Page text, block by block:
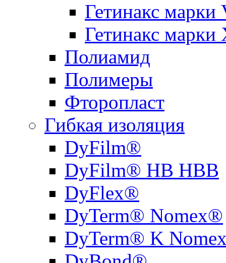
Гетинакс марки
Гетинакс марки
Полиамид
Полимеры
Фторопласт
Гибкая изоляция
DyFilm®
DyFilm® HB HBB
DyFlex®
DyTerm® Nomex®
DyTerm® K